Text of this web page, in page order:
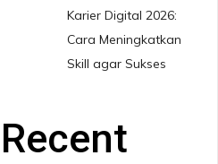
Karier Digital 2026:
Cara Meningkatkan
Skill agar Sukses
Recent